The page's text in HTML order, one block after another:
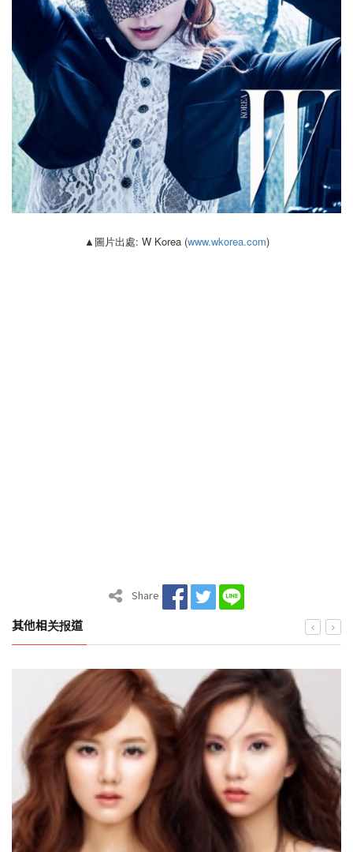
▲圖片出處: W Korea (www.wkorea.com)
Share
其他相关报道